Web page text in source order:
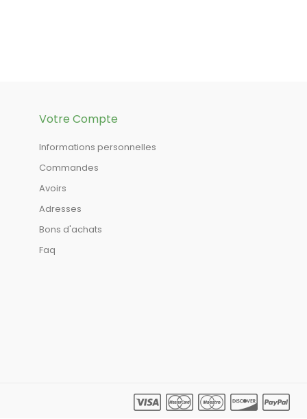
Votre Compte
Informations personnelles
Commandes
Avoirs
Adresses
Bons d'achats
Faq